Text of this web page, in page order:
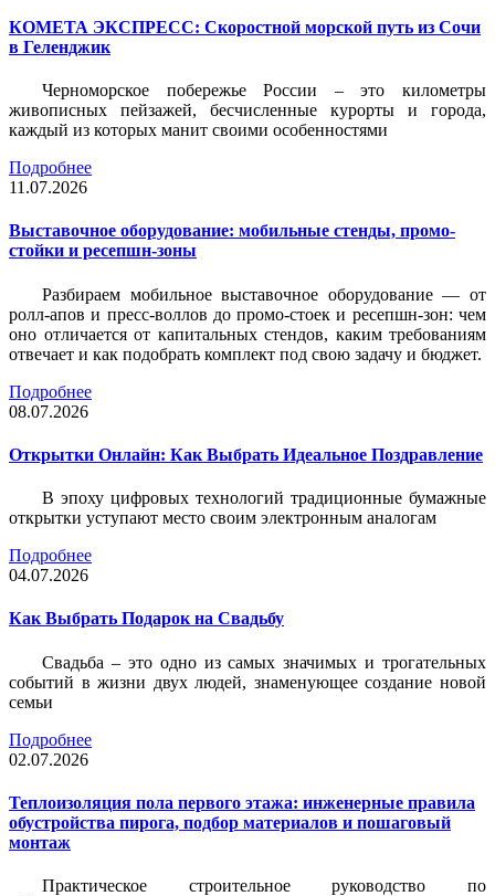
КОМЕТА ЭКСПРЕСС: Скоростной морской путь из Сочи
в Геленджик
Черноморское побережье России – это километры
живописных пейзажей, бесчисленные курорты и города,
каждый из которых манит своими особенностями
Подробнее
11.07.2026
Выставочное оборудование: мобильные стенды, промо-
стойки и ресепшн-зоны
Разбираем мобильное выставочное оборудование — от
ролл-апов и пресс-воллов до промо-стоек и ресепшн-зон: чем
оно отличается от капитальных стендов, каким требованиям
отвечает и как подобрать комплект под свою задачу и бюджет.
Подробнее
08.07.2026
Открытки Онлайн: Как Выбрать Идеальное Поздравление
В эпоху цифровых технологий традиционные бумажные
открытки уступают место своим электронным аналогам
Подробнее
04.07.2026
Как Выбрать Подарок на Свадьбу
Свадьба – это одно из самых значимых и трогательных
событий в жизни двух людей, знаменующее создание новой
семьи
Подробнее
02.07.2026
Теплоизоляция пола первого этажа: инженерные правила
обустройства пирога, подбор материалов и пошаговый
монтаж
Практическое строительное руководство по